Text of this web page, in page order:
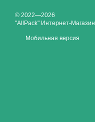
© 2022—2026
"AllPack" Интернет-Магазин
Мобильная версия